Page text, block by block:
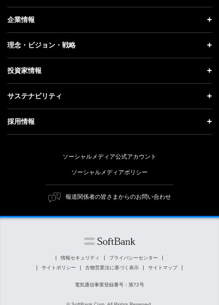
ニュース トップ
プレスリリース
更新情報
記者説明会
企業情報
企業情報 トップ
社長メッセージ
事業紹介
ガバナンス
理念・ビジョン・戦略
理念・ビジョン・戦略 トップ
成長戦略「Activate AI for Society」
人材戦略
投資家情報
投資家情報 トップ
経営方針
個人投資家の皆さまへ
株式と社債について
サステナビリティ
サステナビリティ トップ
トップメッセージ
ESG方針・体制
マテリアリティ（重要課題）
ESGの主な取り組み
外部評価・イニシアチブ
採用情報
障がい者採用
ソーシャルメディア公式アカウント
ソーシャルメディアポリシー
報道関係者の皆さまからのお問い合わせ
情報セキュリティ
プライバシーセンター
サイトポリシー
古物営業法に基づく表示 サイトマップ
電気通信事業登録番号：第72号